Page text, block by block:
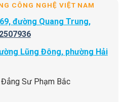
CÔNG NGHỆ VIỆT NAM
đường Quang Trung,
Lũng Đông, phường Hải
Sư Phạm Bắc